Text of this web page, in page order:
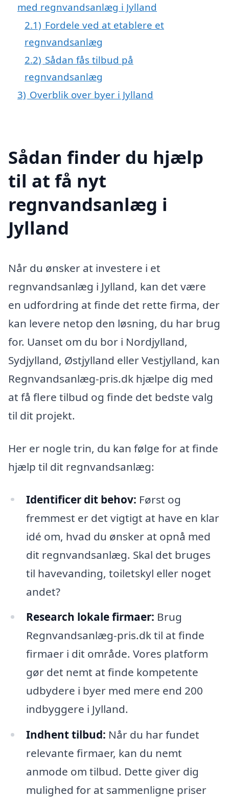
med regnvandsanlæg i Jylland
2.1) Fordele ved at etablere et
regnvandsanlæg
2.2) Sådan fås tilbud på
regnvandsanlæg
3) Overblik over byer i Jylland
Sådan finder du hjælp
til at få nyt
regnvandsanlæg i
Jylland
Når du ønsker at investere i et
regnvandsanlæg i Jylland, kan det være
en udfordring at finde det rette firma, der
kan levere netop den løsning, du har brug
for. Uanset om du bor i Nordjylland,
Sydjylland, Østjylland eller Vestjylland, kan
Regnvandsanlæg-pris.dk hjælpe dig med
at få flere tilbud og finde det bedste valg
til dit projekt.
Her er nogle trin, du kan følge for at finde
hjælp til dit regnvandsanlæg:
Identificer dit behov: Først og
fremmest er det vigtigt at have en klar
idé om, hvad du ønsker at opnå med
dit regnvandsanlæg. Skal det bruges
til havevanding, toiletskyl eller noget
andet?
Research lokale firmaer: Brug
Regnvandsanlæg-pris.dk til at finde
firmaer i dit område. Vores platform
gør det nemt at finde kompetente
udbydere i byer med mere end 200
indbyggere i Jylland.
Indhent tilbud: Når du har fundet
relevante firmaer, kan du nemt
anmode om tilbud. Dette giver dig
mulighed for at sammenligne priser